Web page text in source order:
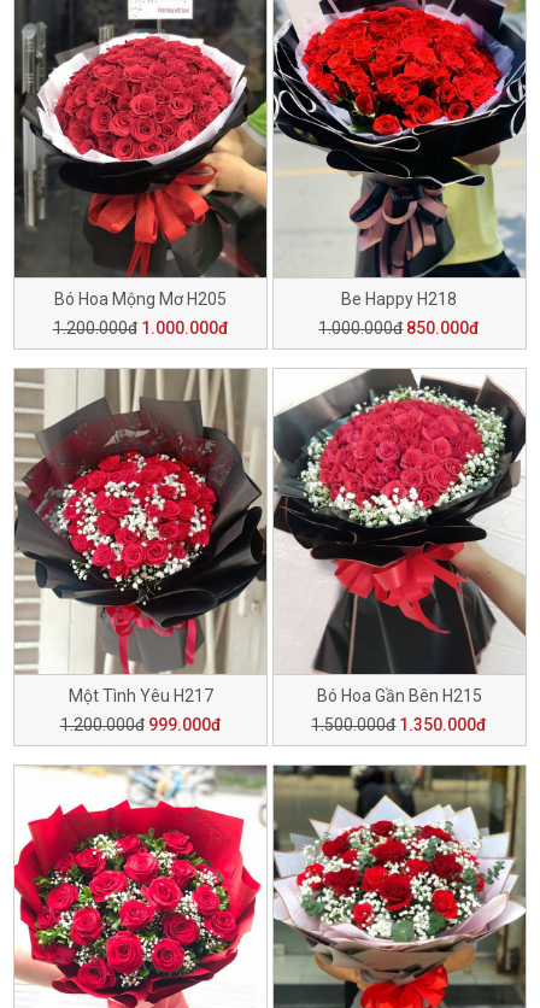
Bó Hoa Mộng Mơ H205
1.200.000đ 1.000.000đ
Be Happy H218
1.000.000đ 850.000đ
Một Tình Yêu H217
1.200.000đ 999.000đ
Bó Hoa Gần Bên H215
1.500.000đ 1.350.000đ